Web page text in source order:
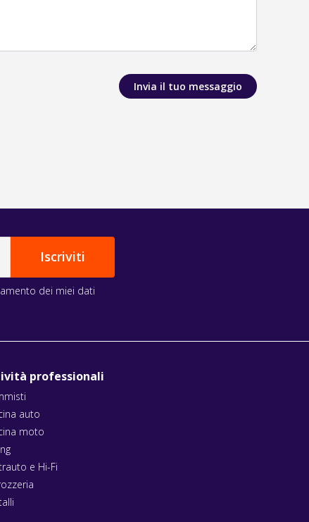
Invia il tuo messaggio
dei miei dati
professionali
auto
moto
e Hi-Fi